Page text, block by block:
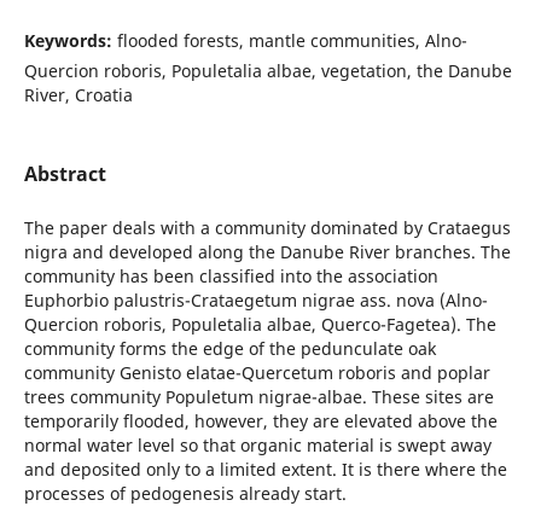
Keywords: flooded forests, mantle communities, Alno-
Quercion roboris, Populetalia albae, vegetation, the Danube
River, Croatia
Abstract
The paper deals with a community dominated by Crataegus
nigra and developed along the Danube River branches. The
community has been classified into the association
Euphorbio palustris-Crataegetum nigrae ass. nova (Alno-
Quercion roboris, Populetalia albae, Querco-Fagetea). The
community forms the edge of the pedunculate oak
community Genisto elatae-Quercetum roboris and poplar
trees community Populetum nigrae-albae. These sites are
temporarily flooded, however, they are elevated above the
normal water level so that organic material is swept away
and deposited only to a limited extent. It is there where the
processes of pedogenesis already start.